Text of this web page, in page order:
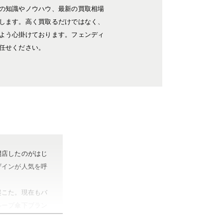
知識やノウハウ、最新の買取相場
す。高く買取るだけではなく、
う心掛けております。フェンディ
ください。
したのがはじ
ンが人気を呼
た。現在もバ